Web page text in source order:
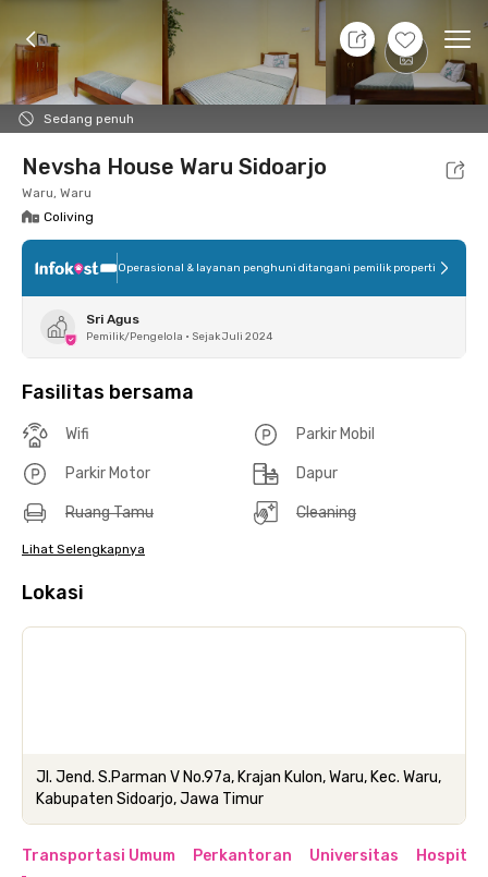
+8
Sedang penuh
11 Agt 26 - Belum tahu
Foto Fasilitas bersama Lokasi Kamar
Nevsha House Waru Sidoarjo
Waru, Waru
Coliving
Operasional & layanan penghuni ditangani pemilik properti
Sri Agus
Pemilik/Pengelola • Sejak Juli 2024
Fasilitas bersama
Wifi Parkir Mobil
Parkir Motor Dapur
Ruang Tamu Cleaning
Lihat Selengkapnya
Lokasi
Jl. Jend. S.Parman V No.97a, Krajan Kulon, Waru, Kec. Waru,
Kabupaten Sidoarjo, Jawa Timur
Transportasi Umum Perkantoran Universitas Hospital